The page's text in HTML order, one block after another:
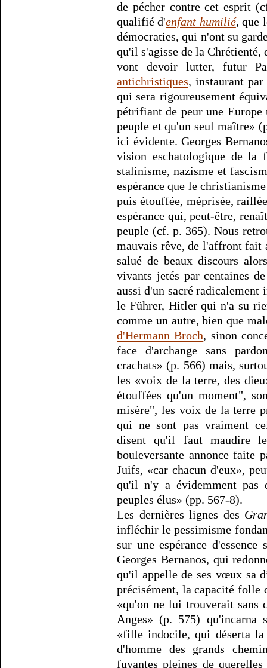
de pécher contre cet esprit
qualifié d'enfant humilié, que
démocraties, qui n'ont su
qu'il s'agisse de la Chrétienté,
vont devoir lutter, futur
antichristiques, instaurant
qui sera rigoureusement
pétrifiant de peur une
peuple et qu'un seul maître»
ici évidente. Georges
vision eschatologique de
stalinisme, nazisme et
espérance que le
puis étouffée, méprisée,
espérance qui, peut-être,
peuple (cf. p. 365). Nous
mauvais rêve, de l'affront fait
salué de beaux discours
vivants jetés par centaines
aussi d'un sacré
le Führer, Hitler qui n'a su
comme un autre, bien que
d'Hermann Broch, sinon
face d'archange sans
crachats» (p. 566) mais,
les «voix de la terre, des
étouffées qu'un moment",
misère", les voix de la terre
qui ne sont pas vraiment
disent qu'il faut maudire
bouleversante annonce faite
Juifs, «car chacun d'eux»,
qu'il n'y a évidemment pas
peuples élus» (pp. 567-8).
Les dernières lignes des
infléchir le pessimisme
sur une espérance
Georges Bernanos, qui
qu'il appelle de ses vœux sa
précisément, la capacité folle
«qu'on ne lui trouverait sans
Anges» (p. 575) qu'incarna
«fille indocile, qui déserta la
d'homme des grands
fuyantes pleines de